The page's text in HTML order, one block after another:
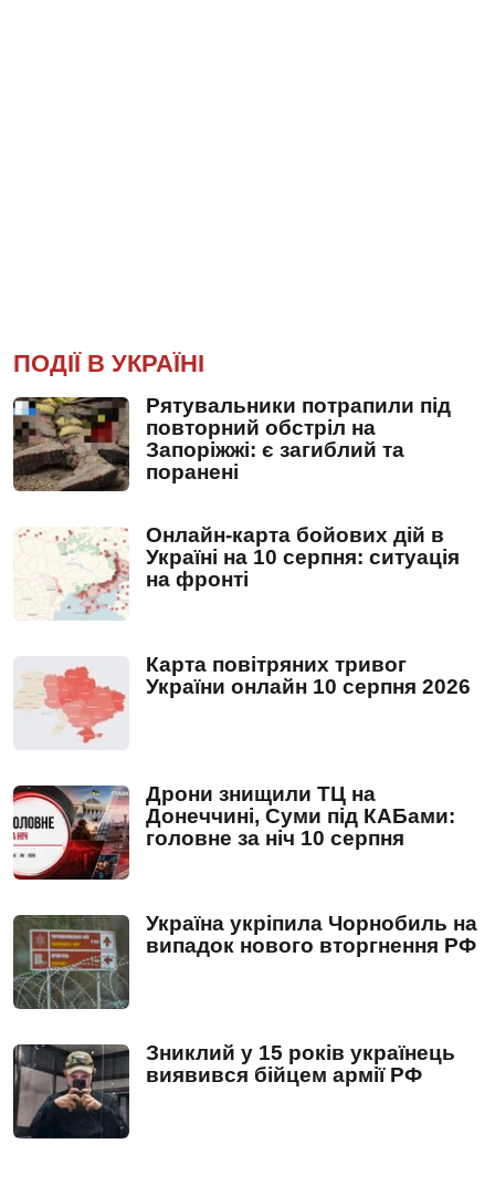
ПОДІЇ В УКРАЇНІ
Рятувальники потрапили під
повторний обстріл на
Запоріжжі: є загиблий та
поранені
Онлайн-карта бойових дій в
Україні на 10 серпня: ситуація
на фронті
Карта повітряних тривог
України онлайн 10 серпня 2026
Дрони знищили ТЦ на
Донеччині, Суми під КАБами:
головне за ніч 10 серпня
Україна укріпила Чорнобиль на
випадок нового вторгнення РФ
Зниклий у 15 років українець
виявився бійцем армії РФ